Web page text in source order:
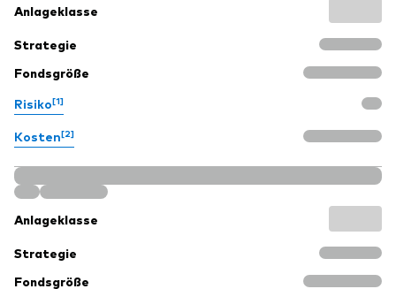
Anlageklasse
Strategie
Fondsgröße
Risiko[1]
Kosten[2]
Anlageklasse
Strategie
Fondsgröße